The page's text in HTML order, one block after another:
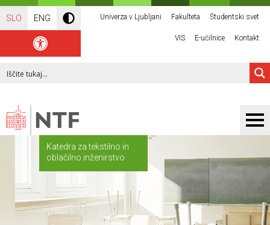
SLO ENG Univerza v Ljubljani Fakulteta Študentski svet
VIS E-učilnice Kontakt
Katedra za tekstilno in
oblačilno inženirstvo